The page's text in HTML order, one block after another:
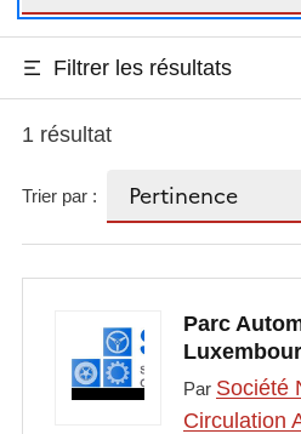
Filtrer les résultats
1 résultat
Trier par :
Parc
Par Société
Circulation